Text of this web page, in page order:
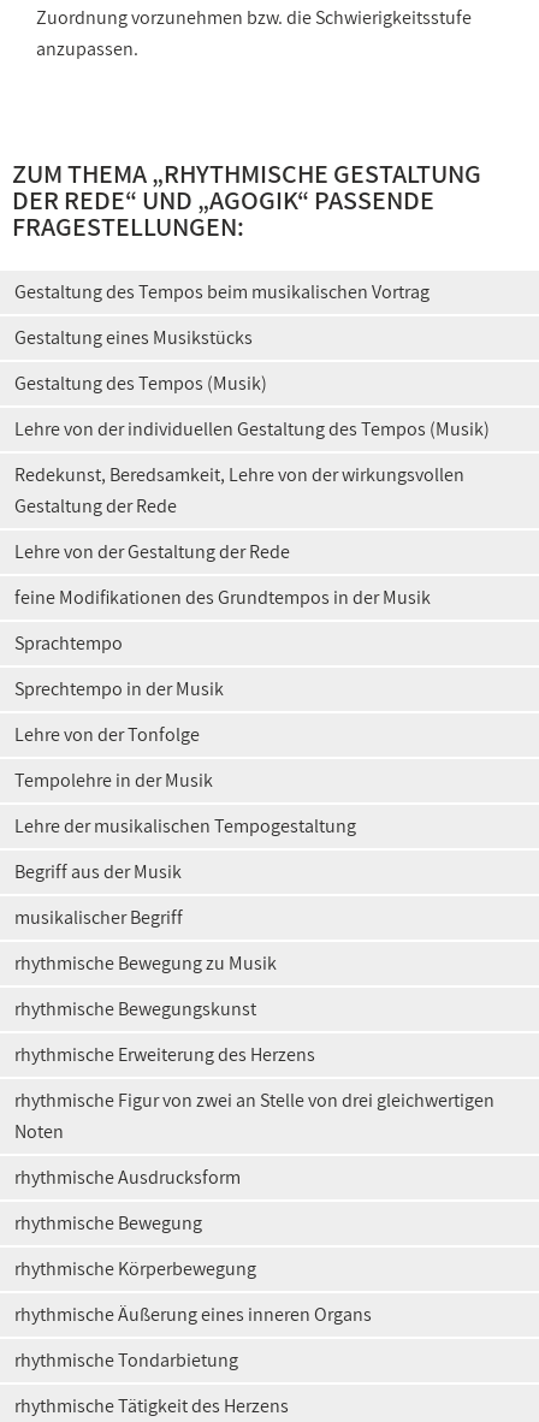
Zuordnung vorzunehmen bzw. die Schwierigkeitsstufe
anzupassen.
ZUM THEMA „RHYTHMISCHE GESTALTUNG
DER REDE“ UND „AGOGIK“ PASSENDE
FRAGESTELLUNGEN:
Gestaltung des Tempos beim musikalischen Vortrag
Gestaltung eines Musikstücks
Gestaltung des Tempos (Musik)
Lehre von der individuellen Gestaltung des Tempos (Musik)
Redekunst, Beredsamkeit, Lehre von der wirkungsvollen
Gestaltung der Rede
Lehre von der Gestaltung der Rede
feine Modifikationen des Grundtempos in der Musik
Sprachtempo
Sprechtempo in der Musik
Lehre von der Tonfolge
Tempolehre in der Musik
Lehre der musikalischen Tempogestaltung
Begriff aus der Musik
musikalischer Begriff
rhythmische Bewegung zu Musik
rhythmische Bewegungskunst
rhythmische Erweiterung des Herzens
rhythmische Figur von zwei an Stelle von drei gleichwertigen
Noten
rhythmische Ausdrucksform
rhythmische Bewegung
rhythmische Körperbewegung
rhythmische Äußerung eines inneren Organs
rhythmische Tondarbietung
rhythmische Tätigkeit des Herzens